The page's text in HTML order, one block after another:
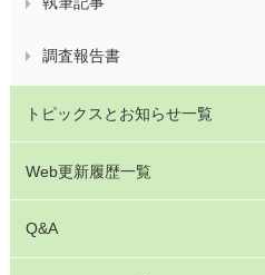
調査報告書
トピックスとお知らせ一覧
Web更新履歴一覧
Q&A